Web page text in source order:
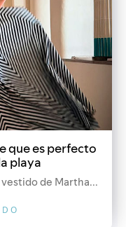
que es perfecto
playa
de Martha...